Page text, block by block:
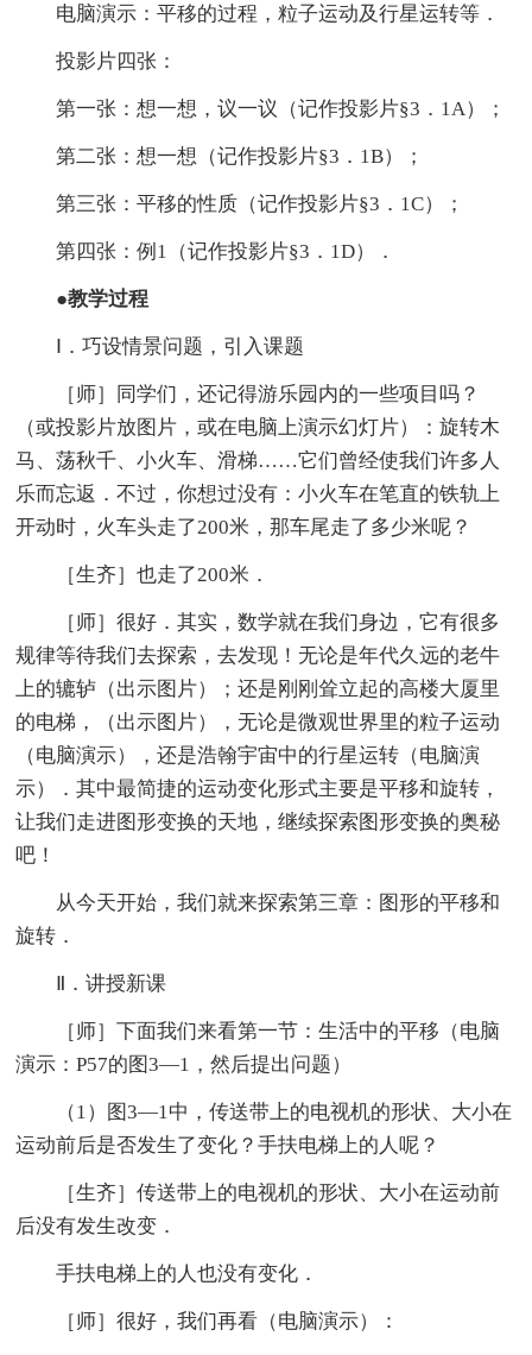
电脑演示：平移的过程，粒子运动及行星运转等．
投影片四张：
第一张：想一想，议一议（记作投影片§3．1A）；
第二张：想一想（记作投影片§3．1B）；
第三张：平移的性质（记作投影片§3．1C）；
第四张：例1（记作投影片§3．1D）．
●教学过程
Ⅰ．巧设情景问题，引入课题
［师］同学们，还记得游乐园内的一些项目吗？
（或投影片放图片，或在电脑上演示幻灯片）：旋转木
马、荡秋千、小火车、滑梯……它们曾经使我们许多人
乐而忘返．不过，你想过没有：小火车在笔直的铁轨上
开动时，火车头走了200米，那车尾走了多少米呢？
［生齐］也走了200米．
［师］很好．其实，数学就在我们身边，它有很多
规律等待我们去探索，去发现！无论是年代久远的老牛
上的辘轳（出示图片）；还是刚刚耸立起的高楼大厦里
的电梯，（出示图片），无论是微观世界里的粒子运动
（电脑演示），还是浩翰宇宙中的行星运转（电脑演
示）．其中最简捷的运动变化形式主要是平移和旋转，
让我们走进图形变换的天地，继续探索图形变换的奥秘
吧！
从今天开始，我们就来探索第三章：图形的平移和
旋转．
Ⅱ．讲授新课
［师］下面我们来看第一节：生活中的平移（电脑
演示：P57的图3—1，然后提出问题）
（1）图3—1中，传送带上的电视机的形状、大小在
运动前后是否发生了变化？手扶电梯上的人呢？
［生齐］传送带上的电视机的形状、大小在运动前
后没有发生改变．
手扶电梯上的人也没有变化．
［师］很好，我们再看（电脑演示）：